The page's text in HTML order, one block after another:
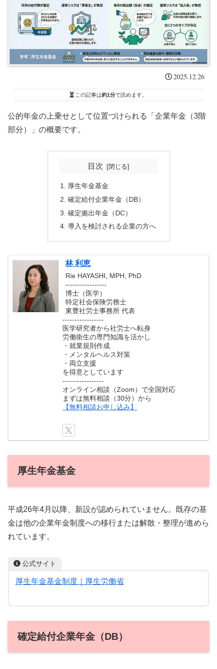
2025.12.26
この記事は約1分で読めます。
公的年金の上乗せとして位置づけられる「企業年金（3階
部分）」の概要です。
目次
厚生年金基金
確定給付企業年金（DB）
確定拠出年金（DC）
導入を検討される企業の方へ
林 利恵
Rie HAYASHI, MPH, PhD
-----------------
博士（医学）
特定社会保険労務士
東豊社労士事務所 代表
-----------------
医学研究者から社労士へ転身
労働衛生の専門知識を活かし
・就業規則作成
・メンタルヘルス対策
・両立支援
を得意としています
-----------------
オンライン相談（Zoom）で全国対応
まずは無料相談（30分）から
【無料相談お申し込み】
厚生年金基金
平成26年4月以降、新設が認められていません。既存の基
金は他の企業年金制度への移行または解散・整理が進めら
れています。
公式サイト
厚生年金基金制度｜厚生労働省
確定給付企業年金（DB）